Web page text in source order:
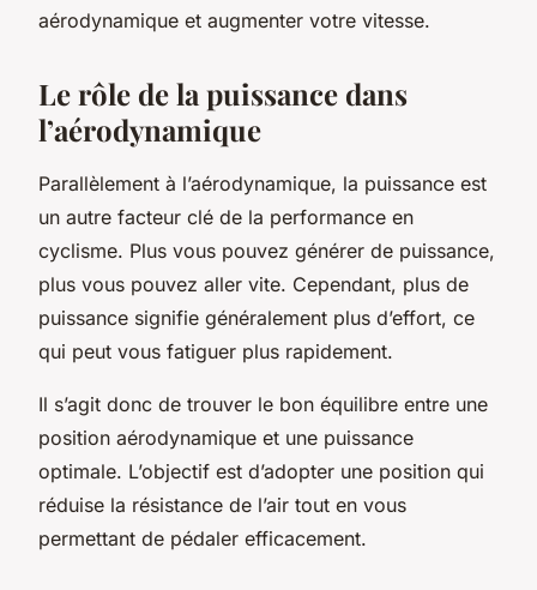
aérodynamique et augmenter votre vitesse.
Le rôle de la puissance dans
l’aérodynamique
Parallèlement à l’aérodynamique, la puissance est
un autre facteur clé de la performance en
cyclisme. Plus vous pouvez générer de puissance,
plus vous pouvez aller vite. Cependant, plus de
puissance signifie généralement plus d’effort, ce
qui peut vous fatiguer plus rapidement.
Il s’agit donc de trouver le bon équilibre entre une
position aérodynamique et une puissance
optimale. L’objectif est d’adopter une position qui
réduise la résistance de l’air tout en vous
permettant de pédaler efficacement.